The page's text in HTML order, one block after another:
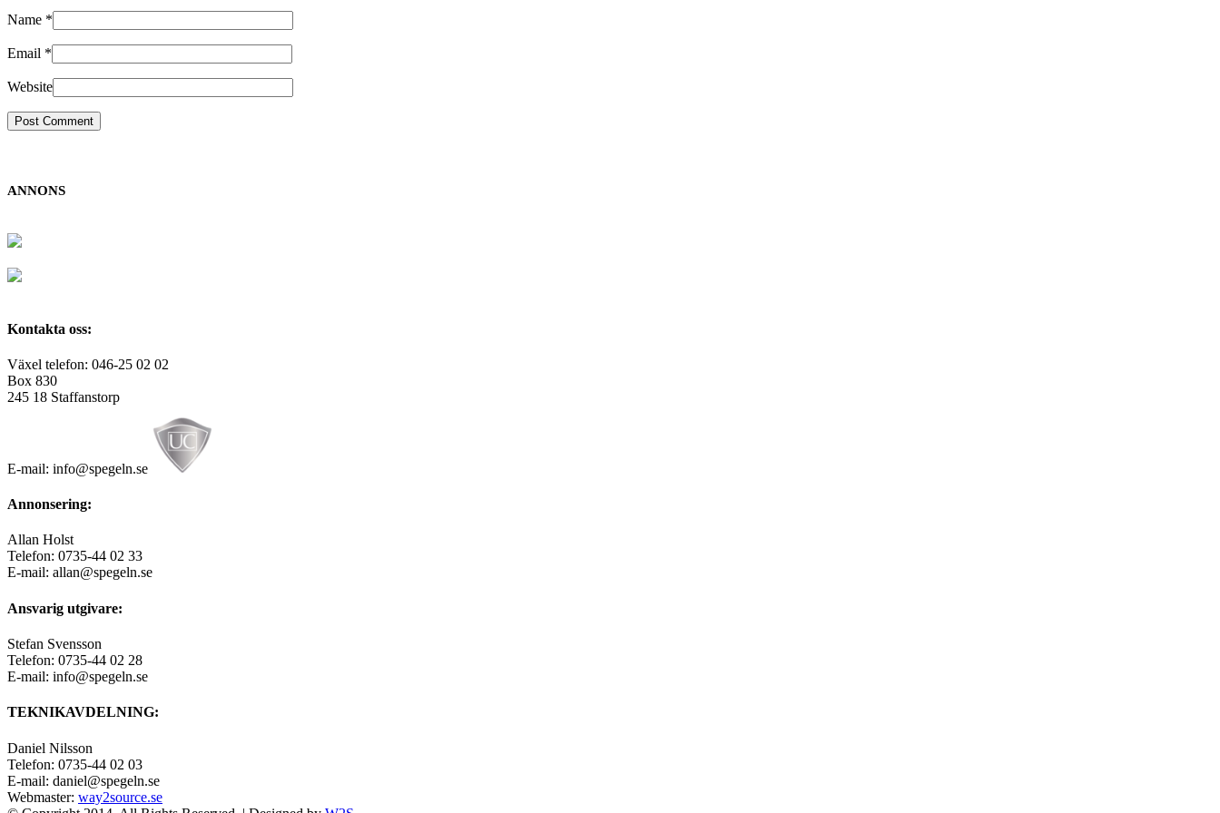
Name *
Email *
Website
ANNONS
Kontakta oss:
Växel telefon: 046-25 02 02
Box 830
245 18 Staffanstorp
E-mail: info@spegeln.se
Annonsering:
Allan Holst
Telefon: 0735-44 02 33
E-mail: allan@spegeln.se
Ansvarig utgivare:
Stefan Svensson
Telefon: 0735-44 02 28
E-mail: info@spegeln.se
TEKNIKAVDELNING:
Daniel Nilsson
Telefon: 0735-44 02 03
E-mail: daniel@spegeln.se
Webmaster: way2source.se